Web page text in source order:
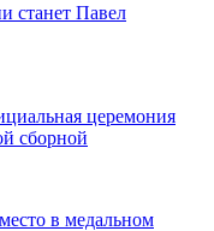
станет Павел
церемония
сборной
в медальном